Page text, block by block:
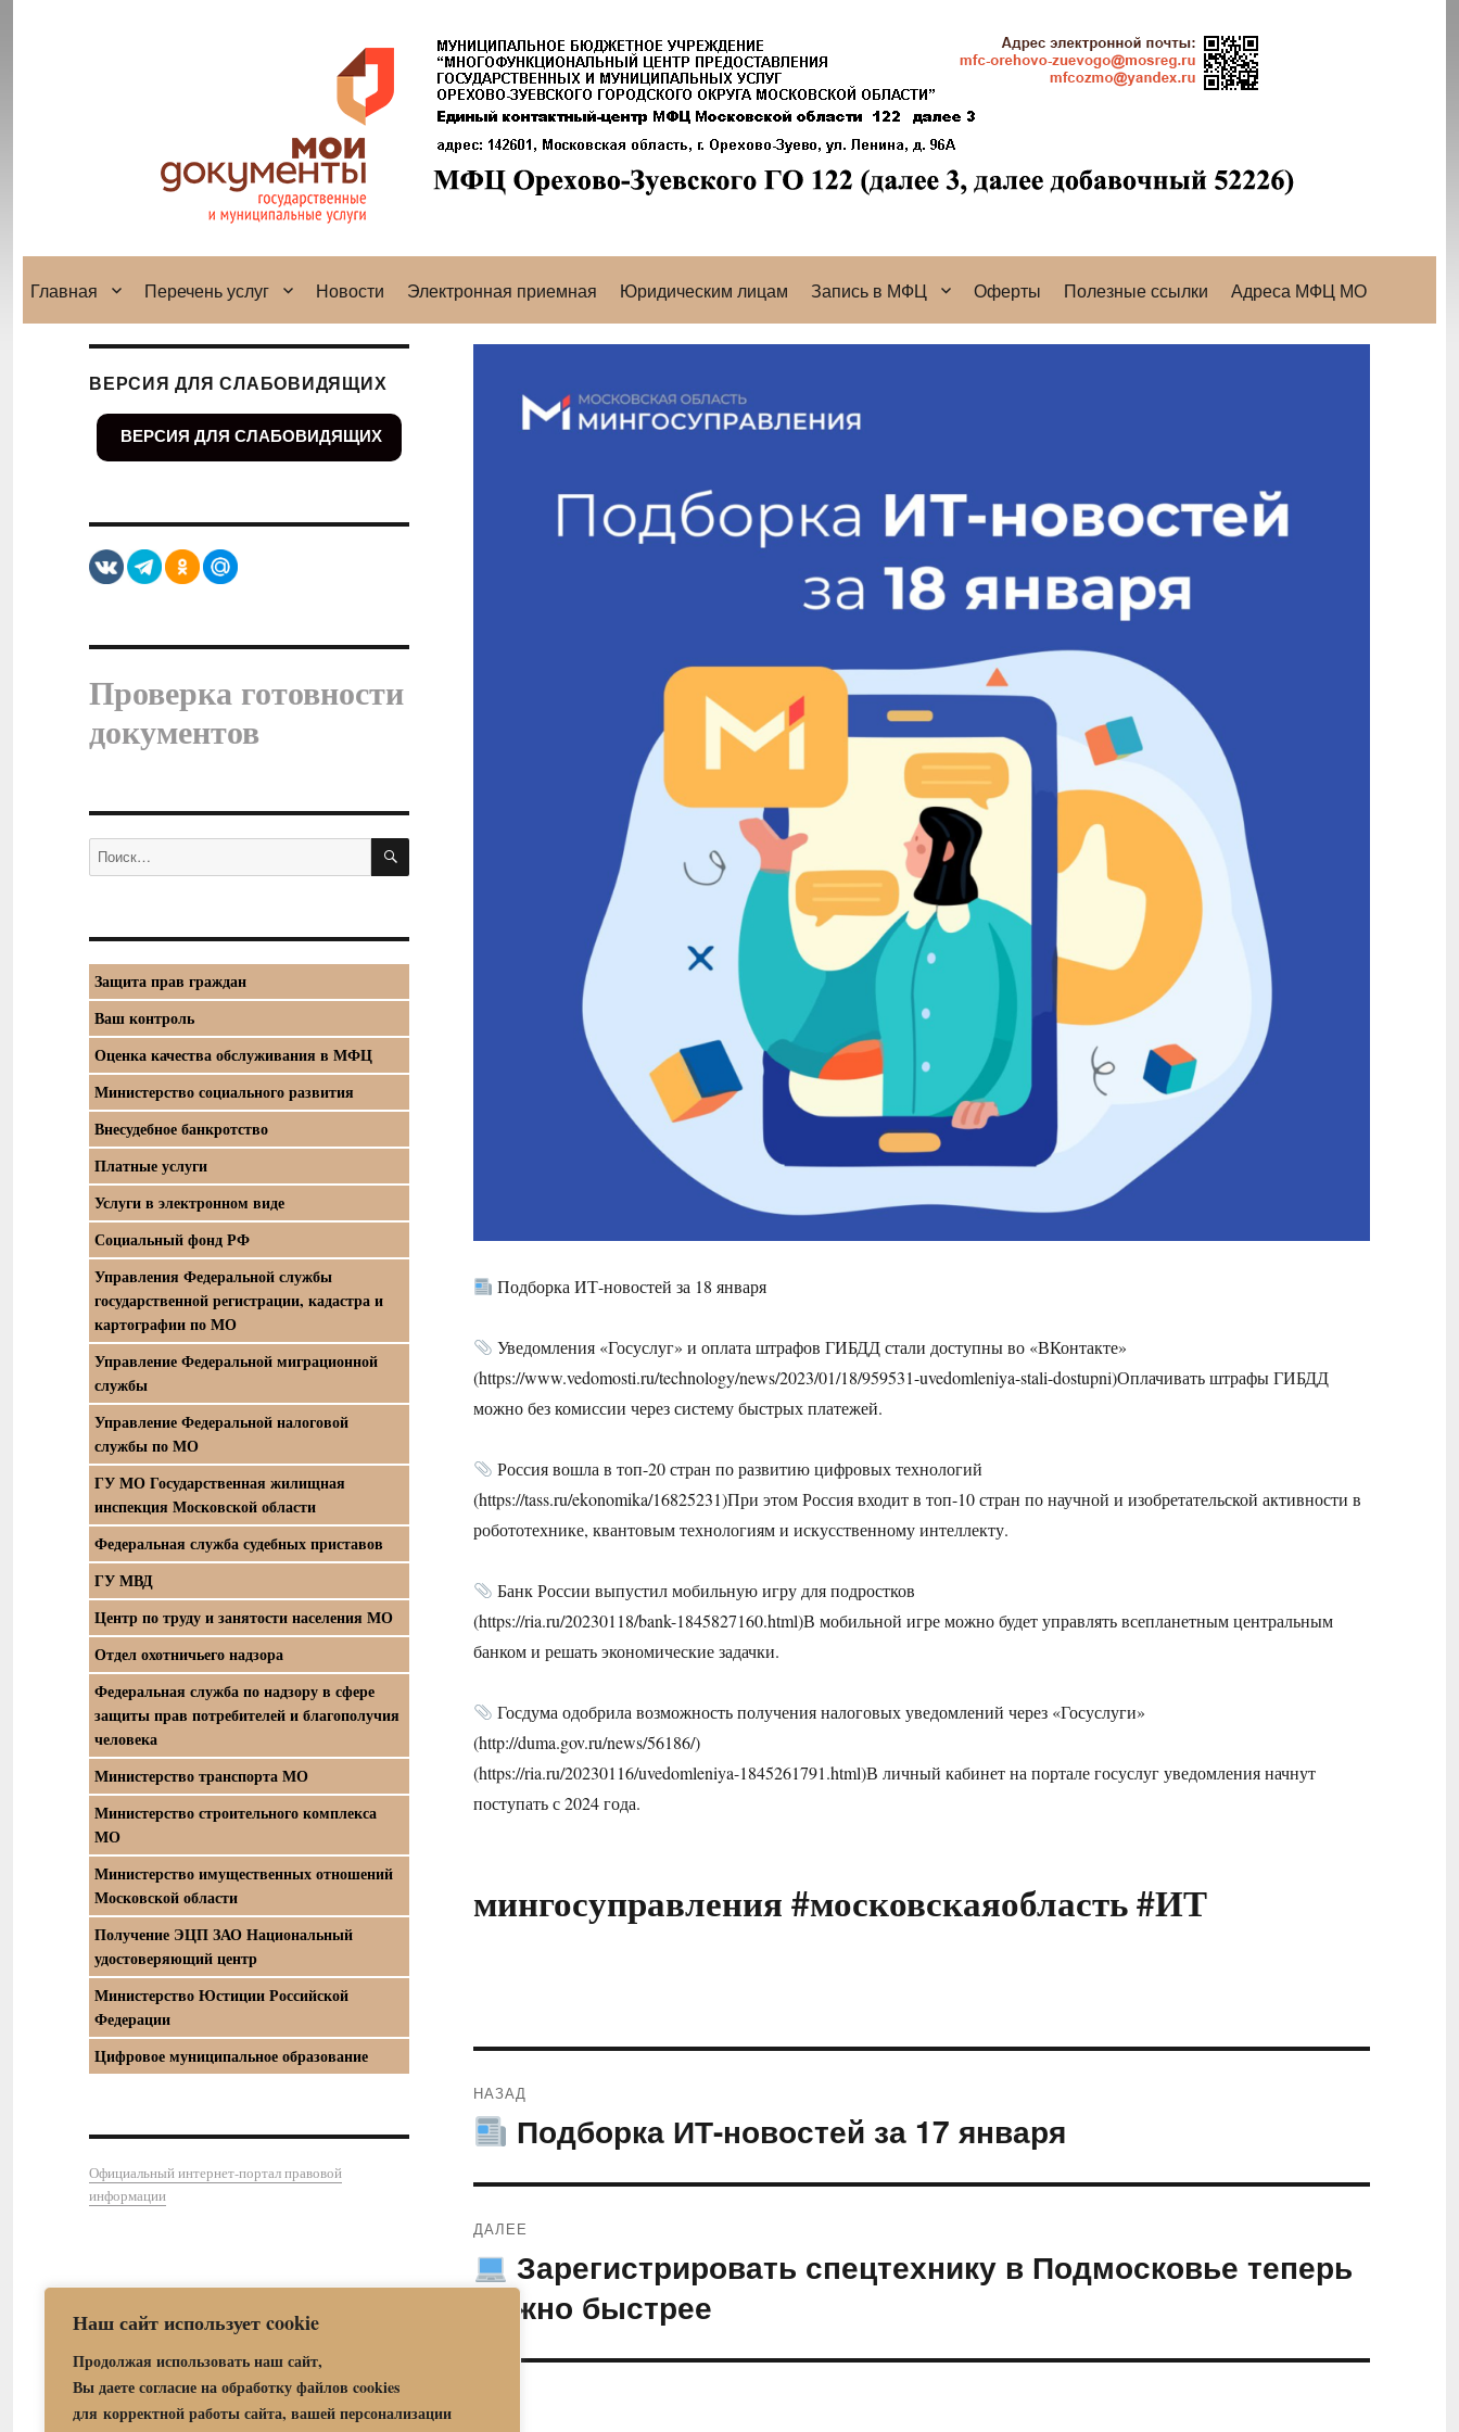
Наш сайт использует cookie
Продолжая использовать наш сайт,
Вы даете согласие на обработку файлов cookies
для корректной работы сайта, вашей персонализации
Главная Перечень услуг Новости Электронная приемная Юридическим лицам Запись в МФЦ Оферты Полезные ссылки Адреса МФЦ МО
Подборка ИТ-новостей за 18 января
Уведомления «Госуслуг» и оплата штрафов ГИБДД стали доступны во «ВКонтакте»
(https://www.vedomosti.ru/technology/news/2023/01/18/959531-uvedomleniya-stali-dostupni)Оплачивать штрафы ГИБДД
можно без комиссии через систему быстрых платежей.
Россия вошла в топ-20 стран по развитию цифровых технологий
(https://tass.ru/ekonomika/16825231)При этом Россия входит в топ-10 стран по научной и изобретательской активности в
робототехнике, квантовым технологиям и искусственному интеллекту.
Банк России выпустил мобильную игру для подростков
(https://ria.ru/20230118/bank-1845827160.html)В мобильной игре можно будет управлять всепланетным центральным
банком и решать экономические задачки.
Госдума одобрила возможность получения налоговых уведомлений через «Госуслуги»
(http://duma.gov.ru/news/56186/)
(https://ria.ru/20230116/uvedomleniya-1845261791.html)В личный кабинет на портале госуслуг уведомления начнут
поступать с 2024 года.
мингосуправления #московскаяобласть #ИТ
по
НАЗАД
Предыдущая
Подборка ИТ-новостей за 17 января
ДАЛЕЕ
Следующая
запись:
Зарегистрировать спецтехнику в Подмосковье теперь
можно быстрее
ВЕРСИЯ ДЛЯ СЛАБОВИДЯЩИХ
ВЕРСИЯ ДЛЯ СЛАБОВИДЯЩИХ
Проверка готовности
документов
Искать: ПОИСК
Защита прав граждан
Ваш контроль
Оценка качества обслуживания в МФЦ
Министерство социального развития
Внесудебное банкротство
Платные услуги
Услуги в электронном виде
Социальный фонд РФ
Управления Федеральной службы
государственной регистрации, кадастра и
картографии по МО
Управление Федеральной миграционной
службы
Управление Федеральной налоговой
службы по МО
ГУ МО Государственная жилищная
инспекция Московской области
Федеральная служба судебных приставов
ГУ МВД
Центр по труду и занятости населения МО
Отдел охотничьего надзора
Федеральная служба по надзору в сфере
защиты прав потребителей и благополучия
человека
Министерство транспорта МО
Министерство строительного комплекса
МО
Министерство имущественных отношений
Московской области
Получение ЭЦП ЗАО Национальный
удостоверяющий центр
Министерство Юстиции Российской
Федерации
Цифровое муниципальное образование
Официальный интернет-портал правовой
информации